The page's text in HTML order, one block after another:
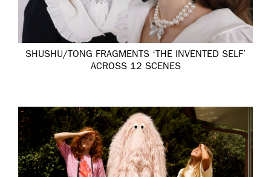
SHUSHU/TONG FRAGMENTS ‘THE INVENTED SELF’
ACROSS 12 SCENES